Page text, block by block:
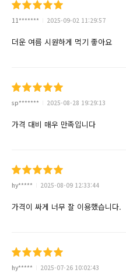
11******* 2025-09-02 11:29:57
더운 여름 시원하게 먹기 좋아요
sp******* 2025-08-28 19:29:13
가격 대비 매우 만족입니다
hy***** 2025-08-09 12:33:44
가격이 싸게 너무 잘 이용했습니다.
hy***** 2025-07-26 10:02:43